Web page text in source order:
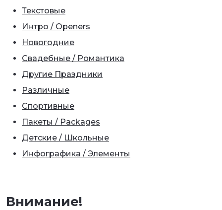
Текстовые
Интро / Openers
Новогодние
Свадебные / Романтика
Другие Праздники
Различные
Спортивные
Пакеты / Packages
Детские / Школьные
Инфографика / Элементы
Внимание!